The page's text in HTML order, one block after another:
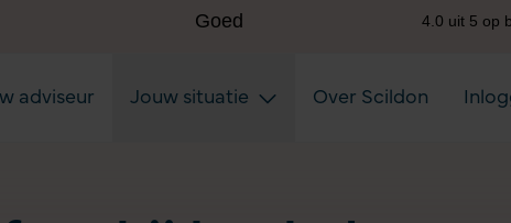
adviseur Jouw situatie Over Scildon